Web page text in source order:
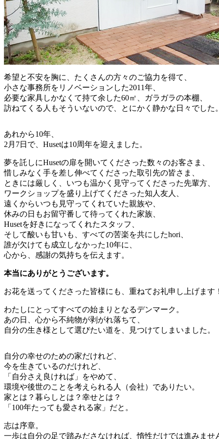
希望と不安を胸に、たくさんの方々のご協力を得て、
小さな事務所をリノベーションした2011年、
必要な家具しかなくて持て余した60㎡、ガラガラの本棚、
訪ねてくる人もそういないので、とにかく静かな日々でした
あれから10年、
2月7日で、Husetは10周年を迎えました。
夢を託しにHusetの扉を開いてくださった数々のお客さま、
惜しみなく手を差し伸べてくださった取引先の皆さま、
ときには厳しく、いつも温かく見守ってくださった先輩方、
ワークショップを盛り上げてくださった知人友人、
遠くからいつも見守ってくれていた親族や、
休みの日もお留守番して待ってくれた家族、
Husetを好きになってくれたスタッフ、
そして酸いも甘いも、すべての苦楽を共にしたhori、
誰が欠けても成立しなかった10年に、
心から、感謝の気持ちを伝えます。
本当にありがとうございます。
お花を送ってくださった皆様にも、重ねてお礼申し上げます
わたしにとってすべての始まりとなるデンマーク。
あの日、心から不純物が剥がれ落ちて、
自分の生き様として選びたい道を、見つけてしまいました。
自分の幸せのための家だけれど、
今を生きているのだけれど、
「自分さえ良ければ」をやめて、
環境や後世のことを考えられる人（会社）でありたい。
家とは？暮らしとは？幸せとは？
「100年たっても愛される家」だと。
志は序章。
一歩は自分の足で踏みださなければ、惰性だけでは進みませ